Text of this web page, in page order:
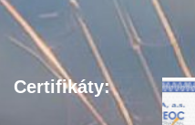
Certifikáty: